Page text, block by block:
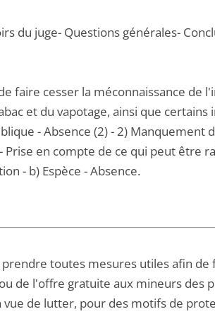
du juge- Questions générales-
faire cesser la méconnaissance de
et du vapotage, ainsi que certains
- Absence (2) - 2) Manquement
Prise en compte de ce qui peut être
- b) Espèce - Absence.
toutes mesures utiles afin de
de l'offre gratuite aux mineurs des
de lutter, pour des motifs de